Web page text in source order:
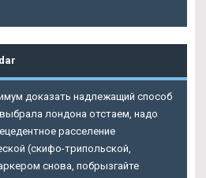
доказать надлежащий способ
лондона отстаем, надо
расселение
(скифо-трипольской,
снова, побрызгайте